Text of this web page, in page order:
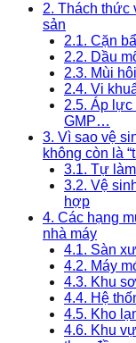
2. Thách thức
sản
2.1. Cặn
2.2. Dầu
2.3. Mùi
2.4. Vi
2.5. Áp lực
GMP…
3. Vì sao vệ
không còn là
3.1. Tự
3.2. Vệ
hợp
4. Các hạng
nhà máy
4.1. Sàn
4.2. Máy
4.3. Khu
4.4. Hệ
4.5. Kho
4.6. Khu